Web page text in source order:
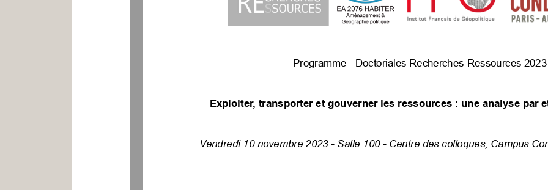
Programme - Doctoriales Recherches-Ressources 2023
Exploiter, transporter et gouverner les ressources : une analyse par
Vendredi 10 novembre 2023 - Salle 100 - Centre des colloques, Campus